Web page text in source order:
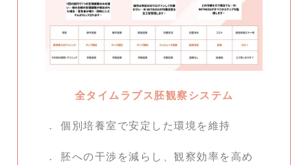
全タイムラプス胚観察システム
． 個別培養室で安定した環境を維持
． 胚への干渉を減らし、観察効率を高め